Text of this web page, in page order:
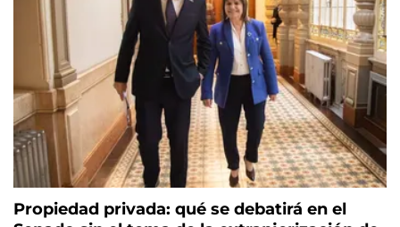
Propiedad privada: qué se debatirá en el